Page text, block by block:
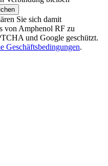
Sie sich damit
von Amphenol RF zu
und Google geschützt.
Geschäftsbedingungen.